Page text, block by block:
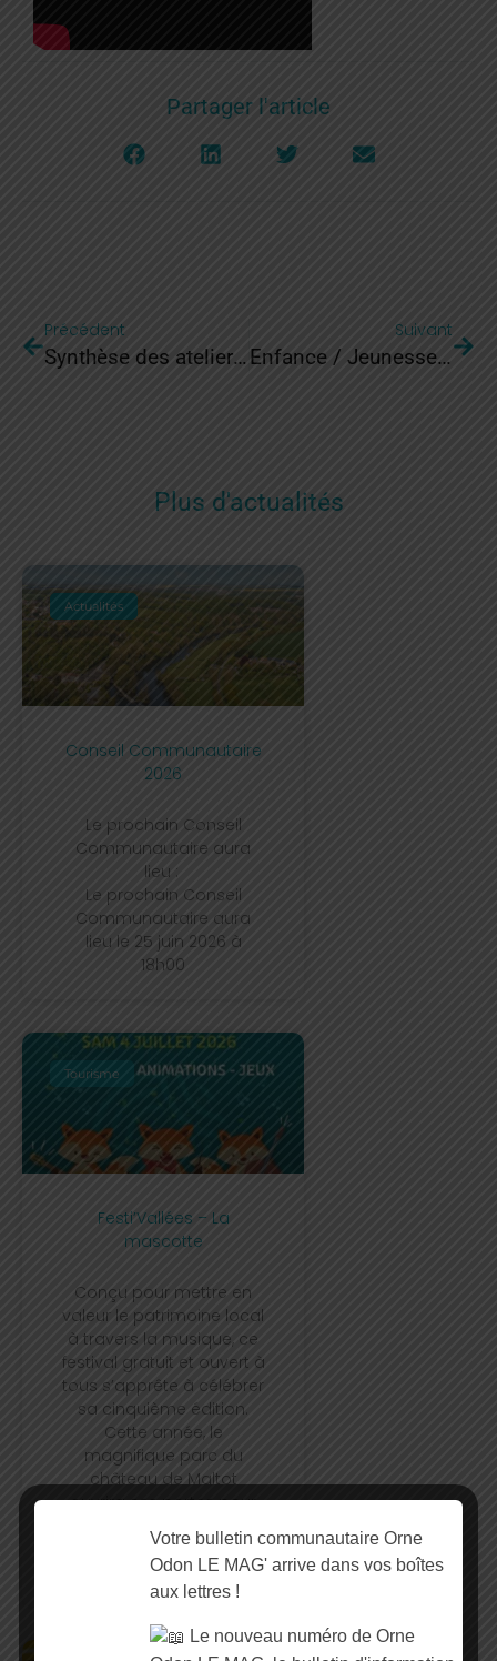
Partager l'article
Précédent
Synthèse des ateliers de co-construction
Suivant
Enfance / Jeunesse : Matinées ludiques & langue des signes
Plus d'actualités
Actualités
Conseil Communautaire
2026
Le prochain Conseil
Communautaire aura
lieu :
Le prochain Conseil
Communautaire aura
lieu le 25 juin 2026 à
18h00
Tourisme
Festi’Vallées – La
mascotte
Conçu pour mettre en
valeur le patrimoine local
à travers la musique, ce
festival gratuit et ouvert à
tous s’apprête à célébrer
sa cinquième édition.
Cette année, le
magnifique parc du
château de Maltot
ouvrira ses portes pour
offrir une expérience
musicale unique le
samedi 4 juillet.
Votre bulletin communautaire Orne
Odon LE MAG' arrive dans vos boîtes
aux lettres !
Le nouveau numéro de Orne